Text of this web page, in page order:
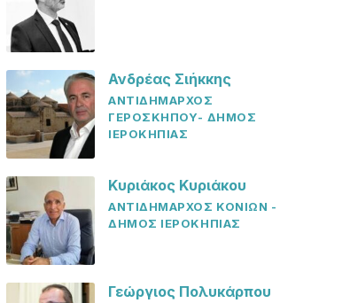
Ανδρέας Σιήκκης
ΑΝΤΙΔΗΜΑΡΧΟΣ
ΓΕΡΟΣΚΗΠΟΥ- ΔΗΜΟΣ
ΙΕΡΟΚΗΠΙΑΣ
Κυριάκος Κυριάκου
ΑΝΤΙΔΗΜΑΡΧΟΣ ΚΟΝΙΩΝ -
ΔΗΜΟΣ ΙΕΡΟΚΗΠΙΑΣ
Γεώργιος Πολυκάρπου